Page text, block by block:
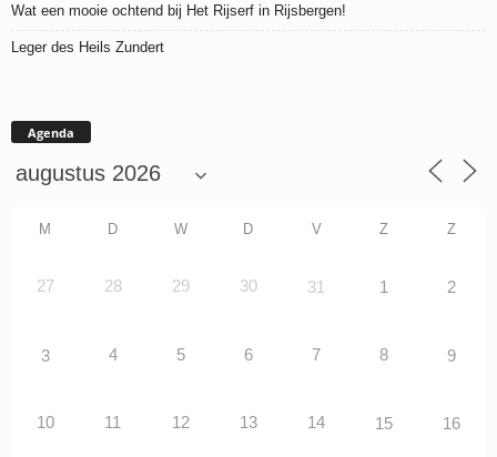
Wat een mooie ochtend bij Het Rijserf in Rijsbergen!
Leger des Heils Zundert
Agenda
M D W D V Z Z
27 28 29 30 31 1 2
3 4 5 6 7 8 9
10 11 12 13 14 15 16